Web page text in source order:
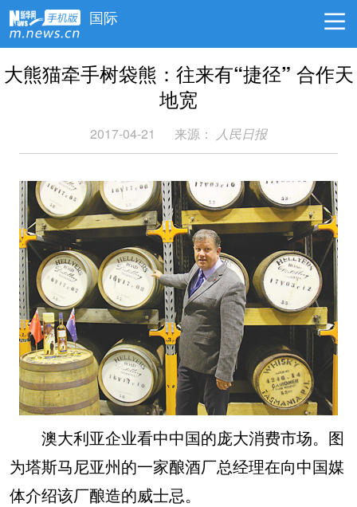
国际
大熊猫牵手树袋熊：往来有“捷径” 合作天
地宽
2017-04-21 来源： 人民日报
澳大利亚企业看中中国的庞大消费市场。图
为塔斯马尼亚州的一家酿酒厂总经理在向中国媒
体介绍该厂酿造的威士忌。